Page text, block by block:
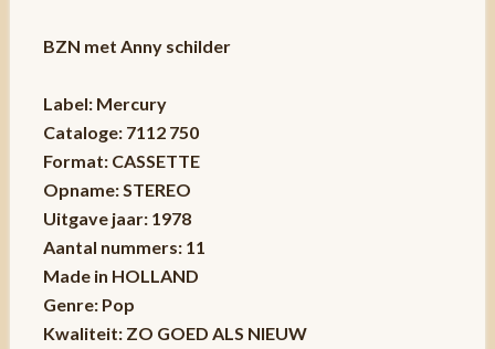
BZN met Anny schilder
Label: Mercury
Cataloge: 7112 750
Format: CASSETTE
Opname: STEREO
Uitgave jaar: 1978
Aantal nummers: 11
Made in HOLLAND
Genre: Pop
Kwaliteit: ZO GOED ALS NIEUW